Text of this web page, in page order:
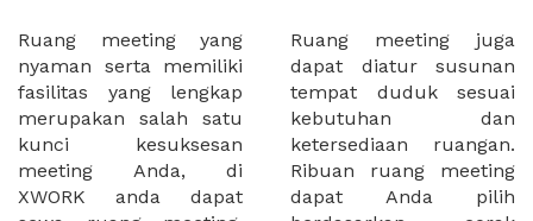
Ruang meeting yang
nyaman serta memiliki
fasilitas yang lengkap
merupakan salah satu
kunci kesuksesan
meeting Anda, di
XWORK anda dapat
Ruang meeting juga
dapat diatur susunan
tempat duduk sesuai
kebutuhan dan
ketersediaan ruangan.
Ribuan ruang meeting
dapat Anda pilih